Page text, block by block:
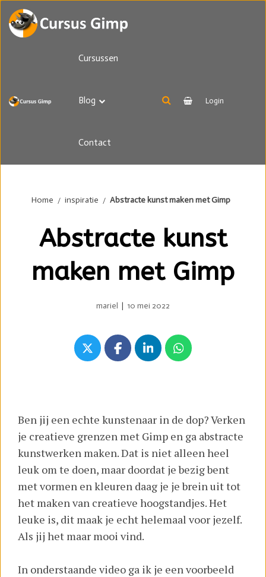
Cursussen
Blog
Contact
Login
Home inspiratie Abstracte kunst maken met Gimp
Abstracte kunst
maken met Gimp
mariel | 10 mei 2022
Ben jij een echte kunstenaar in de dop? Verken
je creatieve grenzen met Gimp en ga abstracte
kunstwerken maken. Dat is niet alleen heel
leuk om te doen, maar doordat je bezig bent
met vormen en kleuren daag je je brein uit tot
het maken van creatieve hoogstandjes. Het
leuke is, dit maak je echt helemaal voor jezelf.
Als jij het maar mooi vind.
In onderstaande video ga ik je een voorbeeld